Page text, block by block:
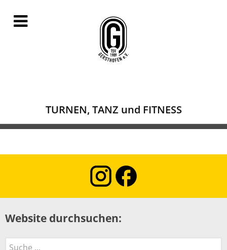
TURNEN, TANZ und FITNESS
Website durchsuchen:
Suchen